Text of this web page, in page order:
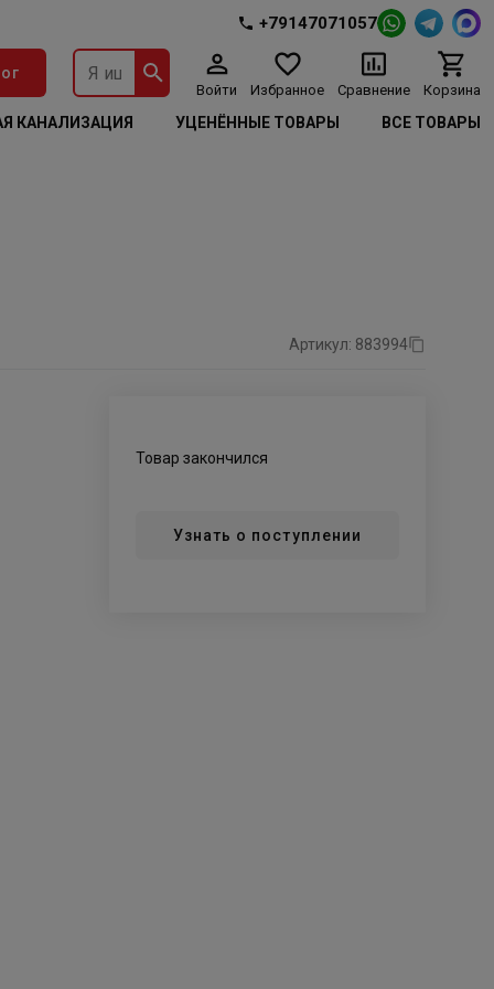
+79147071057
Войти Избранное Сравнение Корзина
КАНАЛИЗАЦИЯ УЦЕНЁННЫЕ ТОВАРЫ ВСЕ ТОВАРЫ
Артикул: 883994
Товар закончился
Узнать о поступлении